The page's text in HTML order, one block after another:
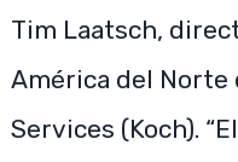
Tim Laatsch,
América del Norte
Services (Koch).